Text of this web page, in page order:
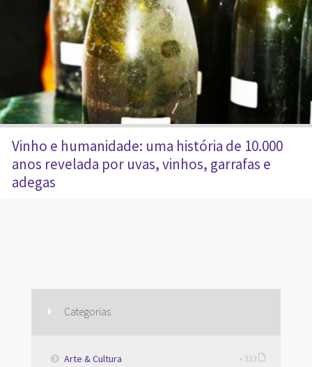
Vinho e humanidade: uma história de 10.000
anos revelada por uvas, vinhos, garrafas e
adegas
Categorias
Arte & Cultura » 333